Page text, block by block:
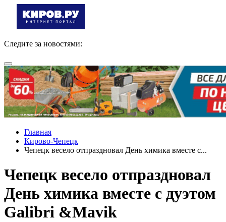
Следите за новостями:
Главная
Кирово-Чепецк
Чепецк весело отпраздновал День химика вместе с...
Чепецк весело отпраздновал
День химика вместе с дуэтом
Galibri &Mavik